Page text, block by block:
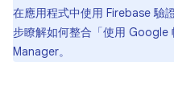
在應用程式中使用 Firebase 驗
步瞭解如何整合「使用 Google
Manager。